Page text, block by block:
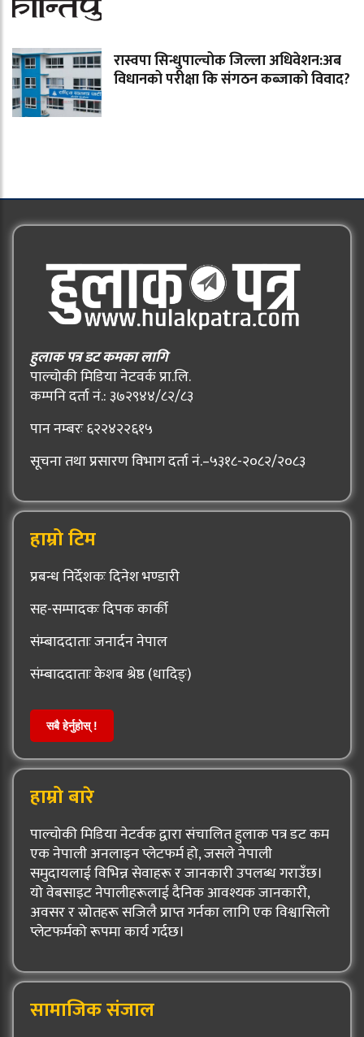
रास्वपा सिन्धुपाल्चोक जिल्ला अधिवेशन:अब
विधानको परीक्षा कि संगठन कब्जाको विवाद?
हुलाक पत्र डट कमका लागि
पाल्चोकी मिडिया नेटवर्क प्रा.लि.
कम्पनि दर्ता नं.: ३७२९४४/८२/८३
पान नम्बरः ६२२४२२६१५
सूचना तथा प्रसारण विभाग दर्ता नं.–५३१८-२०८२/२०८३
हाम्रो टिम
प्रबन्ध निर्देशकः दिनेश भण्डारी
सह-सम्पादकः दिपक कार्की
संम्बाददाताः जनार्दन नेपाल
संम्बाददाताः केशब श्रेष्ठ (धादिङ्)
सबै हेर्नुहोस् !
हाम्रो बारे
पाल्चोकी मिडिया नेटर्वक द्वारा संचालित हुलाक पत्र डट कम
एक नेपाली अनलाइन प्लेटफर्म हो, जसले नेपाली
समुदायलाई विभिन्न सेवाहरू र जानकारी उपलब्ध गराउँछ।
यो वेबसाइट नेपालीहरूलाई दैनिक आवश्यक जानकारी,
अवसर र स्रोतहरू सजिलै प्राप्त गर्नका लागि एक विश्वासिलो
प्लेटफर्मको रूपमा कार्य गर्दछ।
सामाजिक संजाल